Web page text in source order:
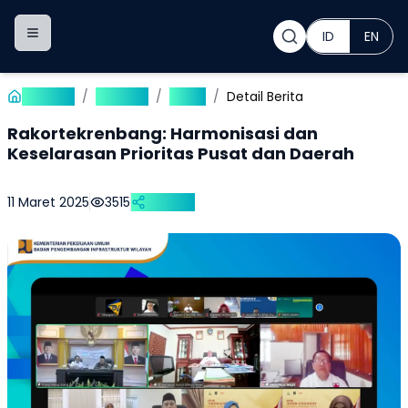
Toggle navigation menu ID EN
/ / / Detail Berita
Rakortekrenbang: Harmonisasi dan
Keselarasan Prioritas Pusat dan Daerah
11 Maret 2025 3515